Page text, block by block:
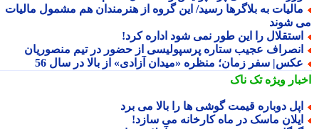
به بلاگرها رسید/ این گروه از هنرمندان هم مشمول مالیات
شوند
را این طور نمی شود اداره کرد!
عجیب ستاره پرسپولیسی از حضور در تیم منصوریان
سفر زمان؛ منظره «میدان آزادی» از بالا در سال 56
ویژهتک ناک
دوباره قیمت گوشی ها را بالا می برد
ماسک در ماه کارخانه می سازد!